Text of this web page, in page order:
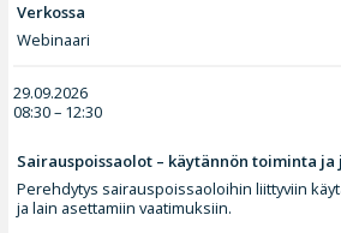
Verkossa
Webinaari
29.09.2026
08:30 – 12:30
Sairauspoissaolot – käytännön toiminta
Perehdytys sairauspoissaoloihin liittyviin
ja lain asettamiin vaatimuksiin.